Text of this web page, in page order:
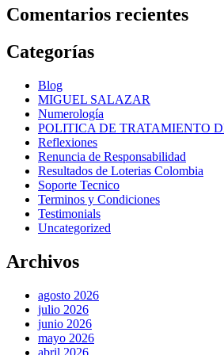
Comentarios recientes
Categorías
Blog
MIGUEL SALAZAR
Numerología
POLITICA DE TRATAMIENTO
Reflexiones
Renuncia de Responsabilidad
Resultados de Loterias Colombia
Soporte Tecnico
Terminos y Condiciones
Testimonials
Uncategorized
Archivos
agosto 2026
julio 2026
junio 2026
mayo 2026
abril 2026